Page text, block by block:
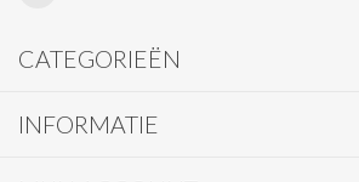
CATEGORIEËN
INFORMATIE